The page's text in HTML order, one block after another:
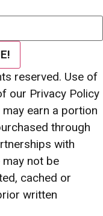
JE!
reserved. Use of
our Privacy Policy
earn a portion
through
with
not be
cached or
written